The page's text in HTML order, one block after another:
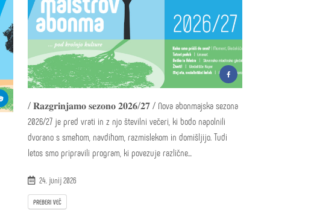
/ 𝐑𝐚𝐳𝐠𝐫𝐢𝐧𝐣𝐚𝐦𝐨 𝐬𝐞𝐳𝐨𝐧𝐨 𝟐𝟎𝟐𝟔/𝟐𝟕 / Nova abonmajska sezona
2026/27 je pred vrati in z njo številni večeri, ki bodo napolnili
dvorano s smehom, navdihom, razmislekom in domišljijo. Tudi
letos smo pripravili program, ki povezuje različne...
24. junij 2026
PREBERI VEČ